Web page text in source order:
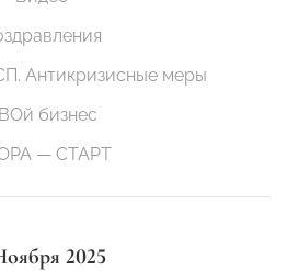
Антикризисные меры
бизнес
— СТАРТ
2025